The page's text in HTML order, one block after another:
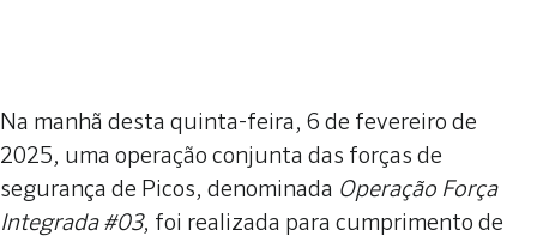
Na manhã desta quinta-feira, 6 de fevereiro de
2025, uma operação conjunta das forças de
segurança de Picos, denominada Operação Força
Integrada #03, foi realizada para cumprimento de